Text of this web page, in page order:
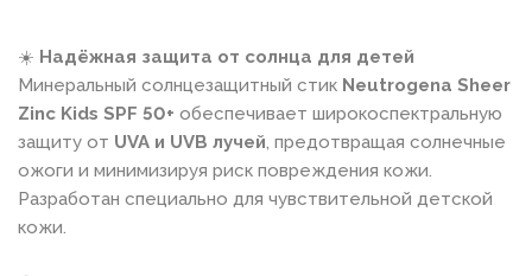
☀️ Надёжная защита от солнца для детей
Минеральный солнцезащитный стик Neutrogena Sheer
Zinc Kids SPF 50+ обеспечивает широкоспектральную
защиту от UVA и UVB лучей, предотвращая солнечные
ожоги и минимизируя риск повреждения кожи.
Разработан специально для чувствительной детской
кожи.